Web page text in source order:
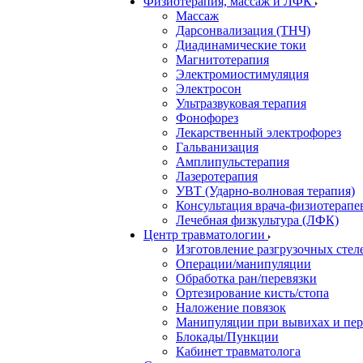
Массаж
Дарсонвализация (ТНЧ)
Диадинамические токи
Магнитотерапия
Электромиостимуляция
Электросон
Ультразвуковая терапия
Фонофорез
Лекарственный электрофорез
Гальванизация
Амплипульстерапия
Лазеротерапия
УВТ (Ударно-волновая терапия)
Консультация врача-
Лечебная физкультура (ЛФК)
Центр травматологии
Изготовление разгрузочных
Операции/манипуляции
Обработка ран/перевязки
Ортезирование кисть/стопа
Наложение повязок
Манипуляции при вывихах и
Блокады/Пункции
Кабинет травматолога